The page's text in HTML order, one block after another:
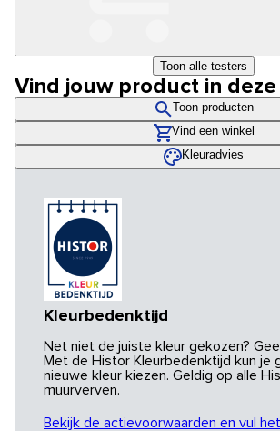
Toon alle testers
Vind jouw product in
Toon producten
Vind een winkel
Kleuradvies
Kleurbedenktijd
Net niet de juiste kleur gekozen?
Met de Histor Kleurbedenktijd kun je
nieuwe kleur kiezen. Geldig op alle
muurverven.
Bekijk de actievoorwaarden en vul